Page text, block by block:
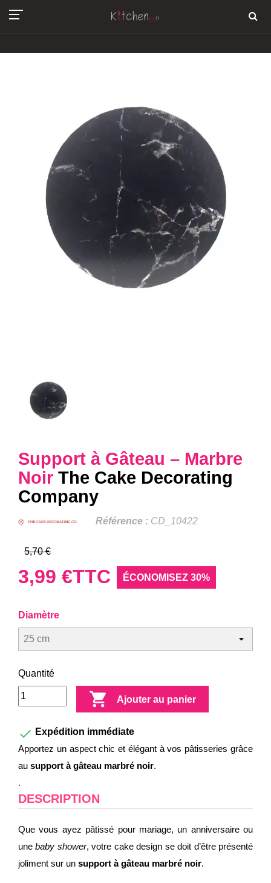
Support à Gâteau – Marbre
Noir The Cake Decorating
Company
Référence : CD_10422
5,70 €
3,99 €TTC ÉCONOMISEZ 30%
Diamètre
Quantité
 Ajouter au panier
 Expédition immédiate
Apportez un aspect chic et élégant à vos pâtisseries grâce
au support à gâteau marbré noir.
.
DESCRIPTION
Que vous ayez pâtissé pour mariage, un anniversaire ou
unebaby shower, votre cake design se doit d’être présenté
joliment sur un support à gâteau marbré noir.